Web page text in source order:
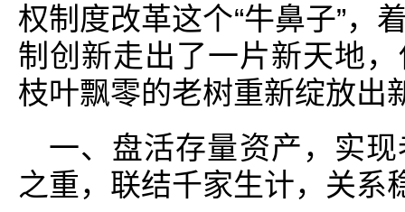
权制度改革这个“牛鼻子”，
制创新走出了一片新天地
枝叶飘零的老树重新绽放出
一、盘活存量资产，实
之重，联结千家生计，关系